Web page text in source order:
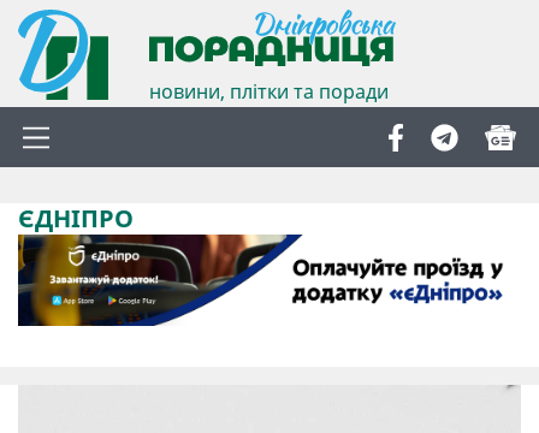
новини, плітки та поради
ЄДНІПРО